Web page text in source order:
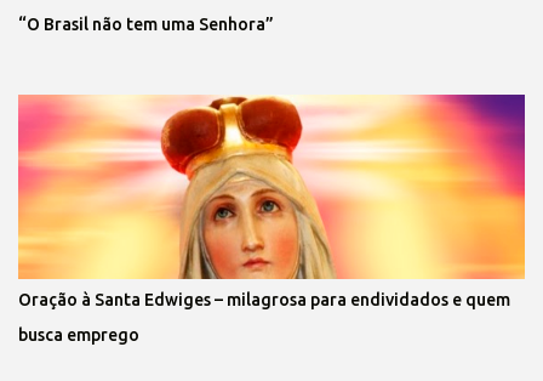
“O Brasil não tem uma Senhora”
Oração à Santa Edwiges – milagrosa para endividados e quem
busca emprego